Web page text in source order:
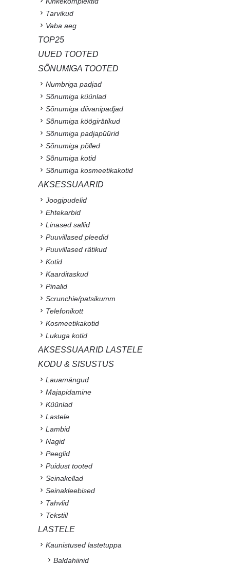
Tarvikud
Vaba aeg
TOP25
UUED TOOTED
SÕNUMIGA TOOTED
Numbriga padjad
Sõnumiga küünlad
Sõnumiga diivanipadjad
Sõnumiga köögirätikud
Sõnumiga padjapüürid
Sõnumiga põlled
Sõnumiga kotid
Sõnumiga kosmeetikakotid
AKSESSUAARID
Joogipudelid
Ehtekarbid
Linased sallid
Puuvillased pleedid
Puuvillased rätikud
Kotid
Kaarditaskud
Pinalid
Scrunchie/patsikumm
Telefonikott
Kosmeetikakotid
Lukuga kotid
AKSESSUAARID LASTELE
KODU & SISUSTUS
Lauamängud
Majapidamine
Küünlad
Lastele
Lambid
Nagid
Peeglid
Puidust tooted
Seinakellad
Seinakleebised
Tahvlid
Tekstiil
LASTELE
Kaunistused lastetuppa
Baldahiinid